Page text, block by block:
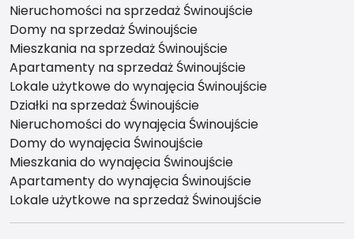
Nieruchomości na sprzedaż Świnoujście
Domy na sprzedaż Świnoujście
Mieszkania na sprzedaż Świnoujście
Apartamenty na sprzedaż Świnoujście
Lokale użytkowe do wynajęcia Świnoujście
Działki na sprzedaż Świnoujście
Nieruchomości do wynajęcia Świnoujście
Domy do wynajęcia Świnoujście
Mieszkania do wynajęcia Świnoujście
Apartamenty do wynajęcia Świnoujście
Lokale użytkowe na sprzedaż Świnoujście